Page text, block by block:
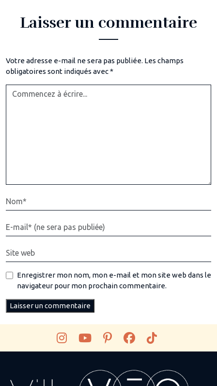
Laisser un commentaire
Votre adresse e-mail ne sera pas publiée. Les champs
obligatoires sont indiqués avec*
Enregistrer mon nom, mon e-mail et mon site web dans le
navigateur pour mon prochain commentaire.